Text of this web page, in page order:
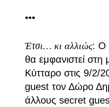
•••
Έτσι… κι αλλιώς: O
θα εμφανιστεί στη
Κύτταρο στις 9/2/
guest τον Δώρο
άλλους secret